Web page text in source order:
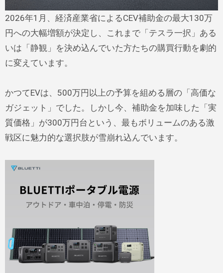
2026年1月、経済産業省によるCEV補助金の最大130万
円への大幅増額が決定し、これまで「テスラ一択」ある
いは「静観」を決め込んでいた方たちの購買行動を劇的
に変えています。
かつてEVは、500万円以上の予算を組める層の「高価な
ガジェット」でした。しかし今、補助金を加味した「実
質価格」が300万円台という、最もボリュームのある激
戦区に魅力的な選択肢が雪崩れ込んでいます。